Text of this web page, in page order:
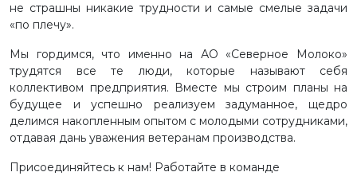
не страшны никакие трудности и самые смелые задачи
«по плечу».
Мы гордимся, что именно на АО «Северное Молоко»
трудятся все те люди, которые называют себя
коллективом предприятия. Вместе мы строим планы на
будущее и успешно реализуем задуманное, щедро
делимся накопленным опытом с молодыми сотрудниками,
отдавая дань уважения ветеранам производства.
Присоединяйтесь к нам! Работайте в команде